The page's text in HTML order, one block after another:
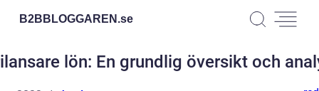
B2BBLOGGAREN.se
lön: En grundlig översikt och